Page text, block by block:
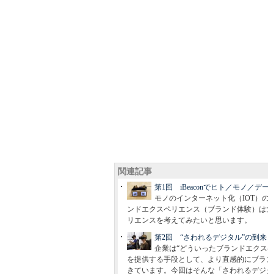
関連記事
第1回 iBeaconでヒト／モノ／デ
モノのインターネット化（IOT）
ンドエクスペリエンス（ブランド体験）
リエンスを考えてみたいと思います。
第2回 “さわれるデジタル”の到来
企業は“どういったブランドエク
を提供する手段として、より直感的にブ
きています。今回はそんな「さわれるデジ